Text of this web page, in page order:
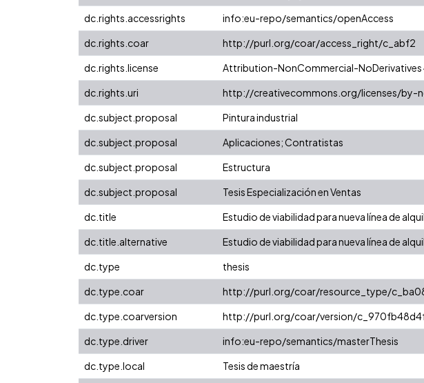
dc.rights.accessrights
info:eu-repo/semantics/openAccess
dc.rights.coar
http://purl.org/coar/access_right/c_abf2
dc.rights.license
Attribution-NonCommercial-NoDerivatives
dc.rights.uri
http://creativecommons.org/licenses/by-
dc.subject.proposal
Pintura industrial
dc.subject.proposal
Aplicaciones; Contratistas
dc.subject.proposal
Estructura
dc.subject.proposal
Tesis Especialización en Ventas
dc.title
Estudio de viabilidad para nueva línea de
dc.title.alternative
Estudio de viabilidad para nueva línea de
dc.type
thesis
dc.type.coar
http://purl.org/coar/resource_type/
dc.type.coarversion
http://purl.org/coar/version/
dc.type.driver
info:eu-repo/semantics/masterThesis
dc.type.local
Tesis de maestría